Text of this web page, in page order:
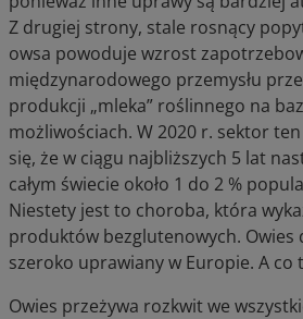
Z drugiej strony, stale rosnący
owsa powoduje wzrost
międzynarodowego przemysłu
produkcji „mleka” roślinnego na
możliwościach. W 2020 r. sektor
się, że w ciągu najbliższych 5 lat
całym świecie około 1 do 2 %
Niestety jest to choroba, która
produktów bezglutenowych. Owies
szeroko uprawiany w Europie. A
Owies przeżywa rozkwit we